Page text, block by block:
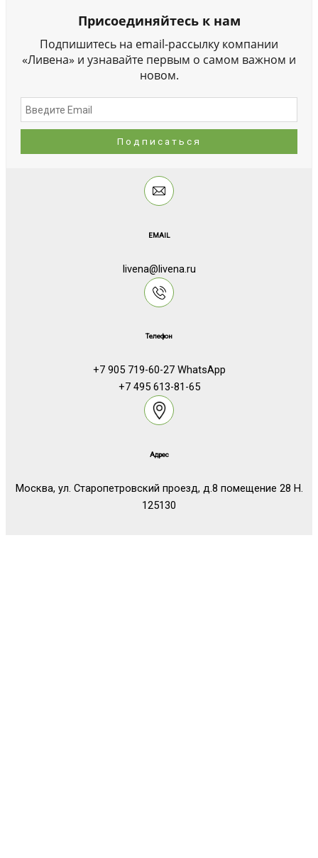
Присоединяйтесь к нам
Подпишитесь на email-рассылку компании
«Ливена» и узнавайте первым о самом важном и
новом.
EMAIL
livena@livena.ru
Телефон
+7 905 719-60-27 WhatsApp
+7 495 613-81-65
Адрес
Москва, ул. Старопетровский проезд, д.8 помещение 28 Н.
125130